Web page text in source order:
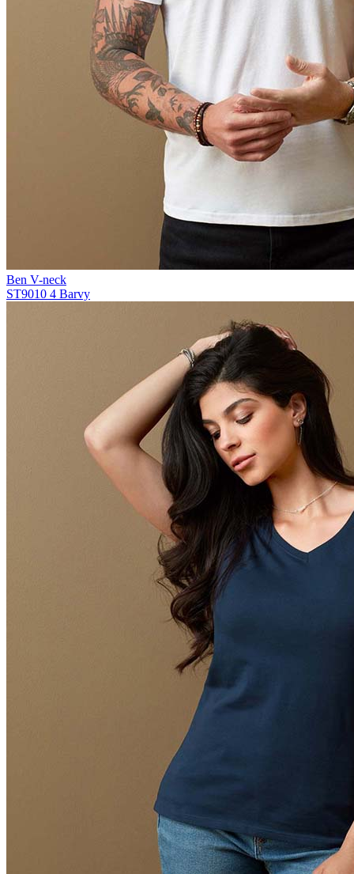
Ben V-neck
ST9010 4 Barvy